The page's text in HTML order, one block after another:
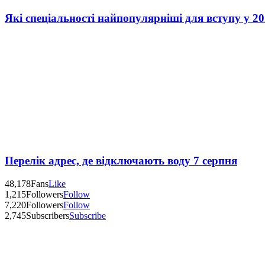
Які спеціальності найпопулярніші для вступу у
Перелік адрес, де відключають воду 7 серпня
48,178FansLike
1,215FollowersFollow
7,220FollowersFollow
2,745SubscribersSubscribe